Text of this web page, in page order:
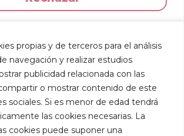
propias y de terceros para el análisis
navegación y realizar estudios
publicidad relacionada con las
o mostrar contenido de este
sociales. Si es menor de edad tendrá
las cookies necesarias. La
cookies puede suponer una